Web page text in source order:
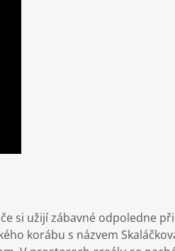
si užijí zábavné odpoledne
korábu s názvem